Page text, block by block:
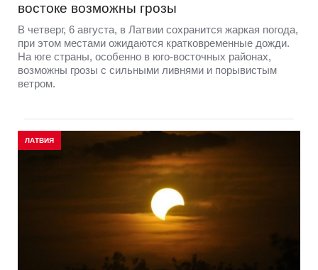
востоке возможны грозы
В четверг, 6 августа, в Латвии сохранится жаркая погода,
при этом местами ожидаются кратковременные дожди.
На юге страны, особенно в юго-восточных районах,
возможны грозы с сильными ливнями и порывистым
ветром.
ЛАТВИЯ